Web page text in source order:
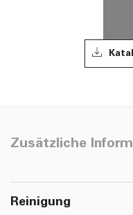
Zusätzliche
Reinigung